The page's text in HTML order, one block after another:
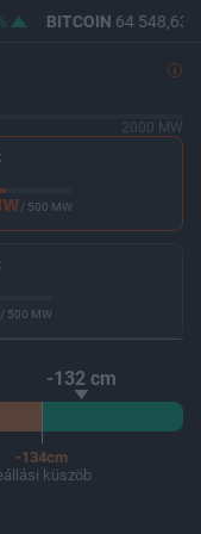
BITCOIN64 548,63
2000 MW
/ 500 MW
/ 500 MW
-132 cm
-134cm
küszöb